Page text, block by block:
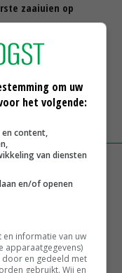
zaaiuien op
Twente en
meer problemen:
om uw
het volgende:
en content,
van diensten
en/of openen
informatie van uw
apparaatgegevens)
en gedeeld met
gebruikt. Wij en